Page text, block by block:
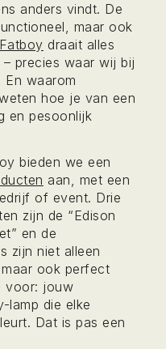
anders vindt. De
maar ook
Fatboy draait alles
precies waar wij bij
waarom
hoe je van een
en pesoonlijk
bieden we een
aan, met een
of event. Drie
zijn de “Edison
en de
zijn niet alleen
ook perfect
voor: jouw
lamp die elke
Dat is pas een